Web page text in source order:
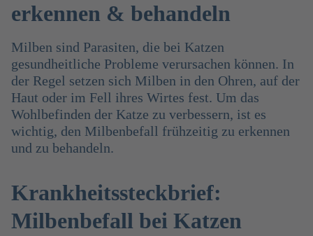
erkennen & behandeln
Milben sind Parasiten, die bei Katzen
gesundheitliche Probleme verursachen können. In
der Regel setzen sich Milben in den Ohren, auf der
Haut oder im Fell ihres Wirtes fest. Um das
Wohlbefinden der Katze zu verbessern, ist es
wichtig, den Milbenbefall frühzeitig zu erkennen
und zu behandeln.
Krankheitssteckbrief:
Milbenbefall bei Katzen